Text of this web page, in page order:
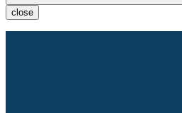
close